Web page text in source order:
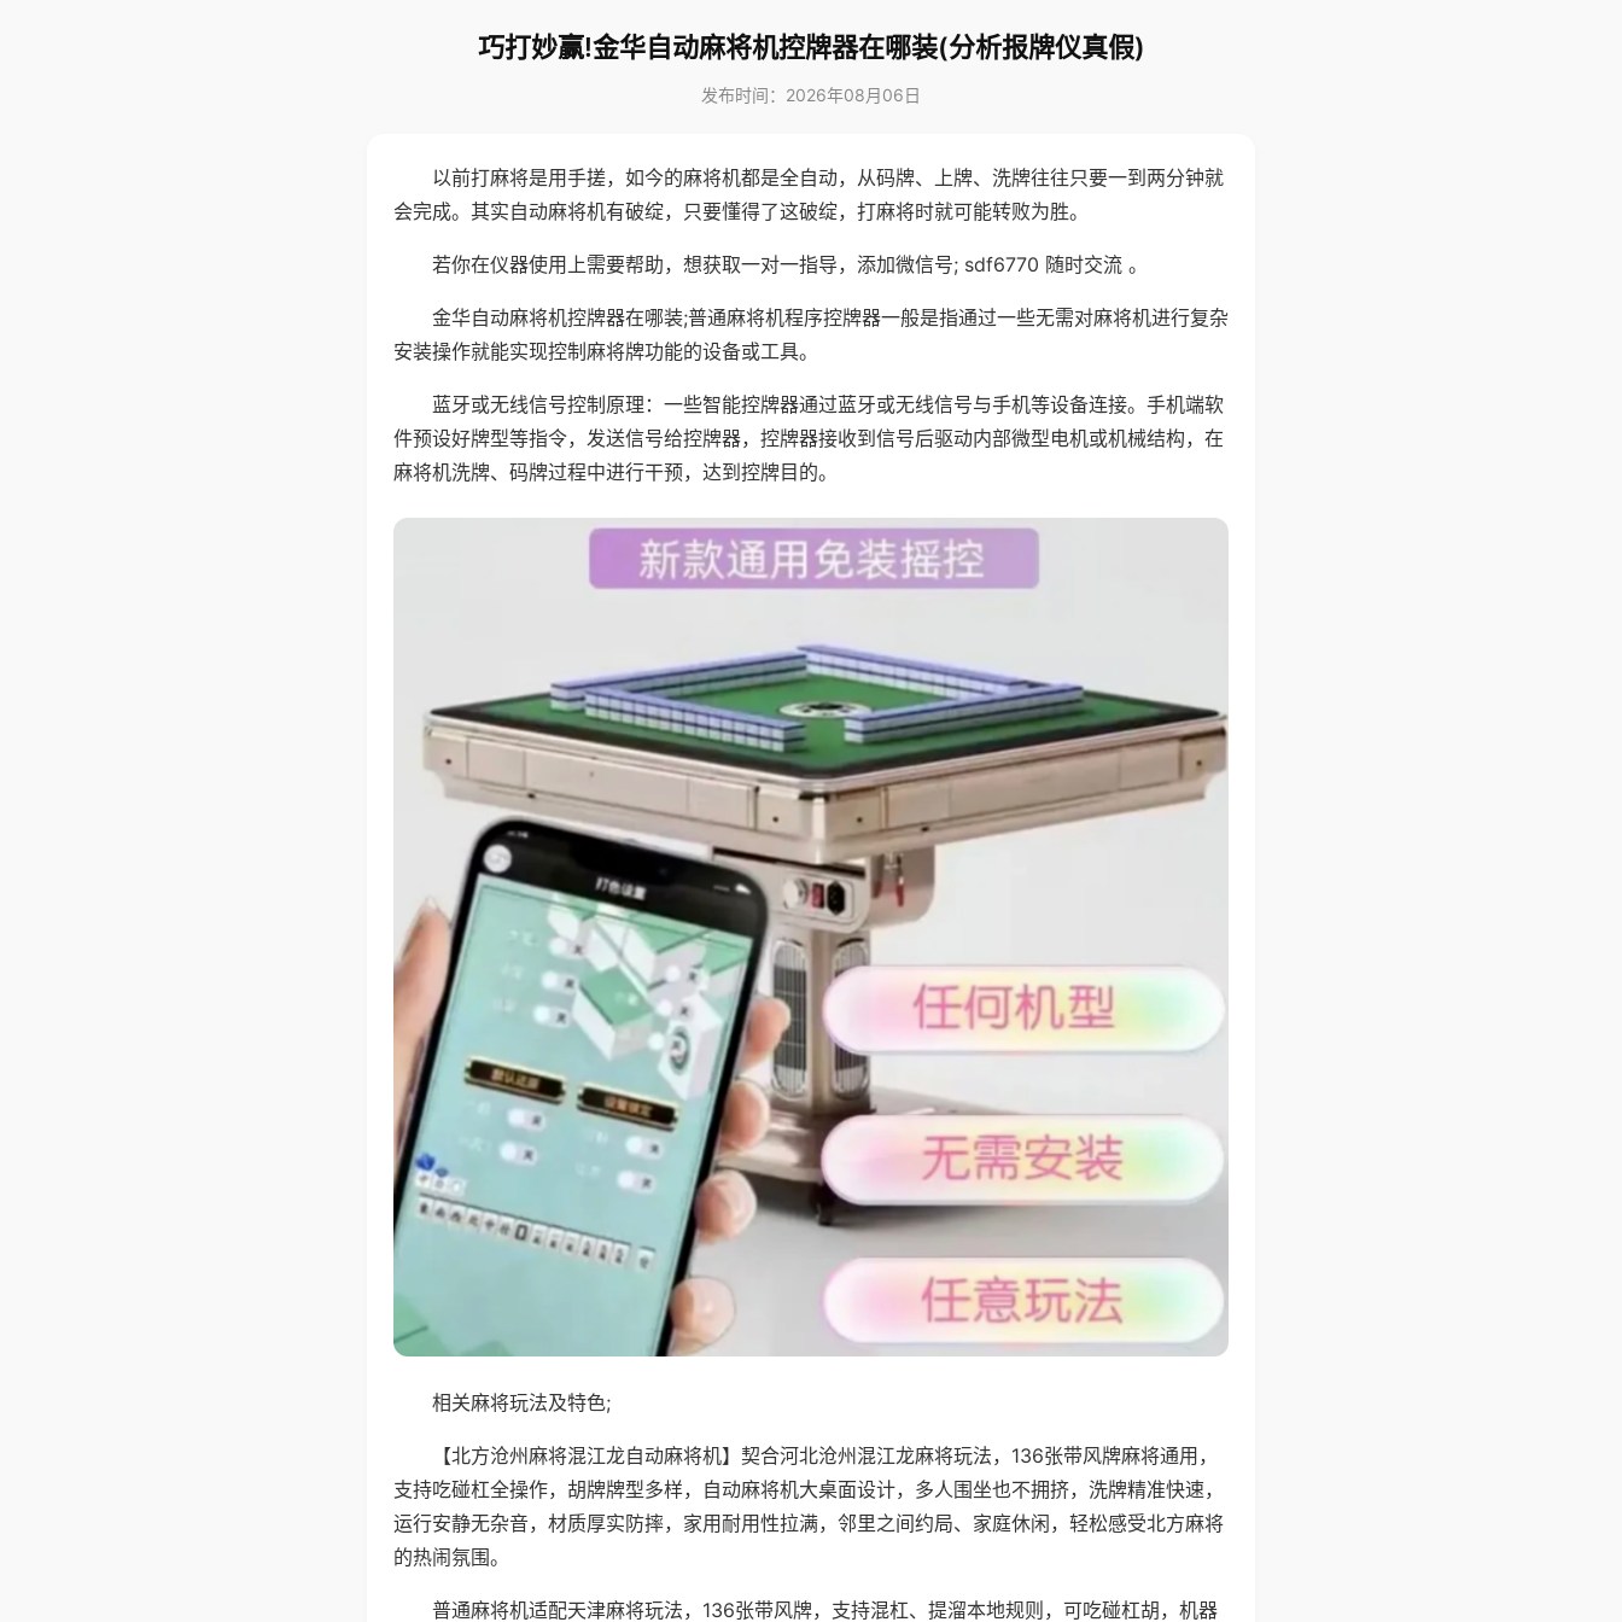
巧打妙赢!金华自动麻将机控牌器在哪装(分析报牌仪真假)
发布时间：2026年08月06日
以前打麻将是用手搓，如今的麻将机都是全自动，从码牌、上牌、洗牌往往只要一到两分钟就
会完成。其实自动麻将机有破绽，只要懂得了这破绽，打麻将时就可能转败为胜。
若你在仪器使用上需要帮助，想获取一对一指导，添加微信号; sdf6770 随时交流 。
金华自动麻将机控牌器在哪装;普通麻将机程序控牌器一般是指通过一些无需对麻将机进行复杂
安装操作就能实现控制麻将牌功能的设备或工具。
蓝牙或无线信号控制原理：一些智能控牌器通过蓝牙或无线信号与手机等设备连接。手机端软
件预设好牌型等指令，发送信号给控牌器，控牌器接收到信号后驱动内部微型电机或机械结构，在
麻将机洗牌、码牌过程中进行干预，达到控牌目的。
相关麻将玩法及特色;
【北方沧州麻将混江龙自动麻将机】契合河北沧州混江龙麻将玩法，136张带风牌麻将通用，
支持吃碰杠全操作，胡牌牌型多样，自动麻将机大桌面设计，多人围坐也不拥挤，洗牌精准快速，
运行安静无杂音，材质厚实防摔，家用耐用性拉满，邻里之间约局、家庭休闲，轻松感受北方麻将
的热闹氛围。
普通麻将机适配天津麻将玩法，136张带风牌，支持混杠、提溜本地规则，可吃碰杠胡，机器